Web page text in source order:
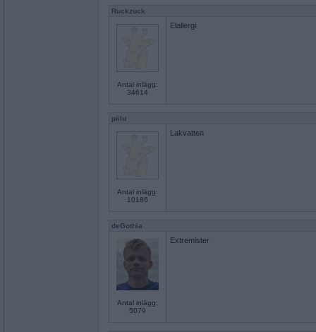
Ruckzuck
Antal inlägg:
34614
Elallergi
piilu
Antal inlägg:
10186
Lakvatten
deGothia
Antal inlägg:
5079
Extremister